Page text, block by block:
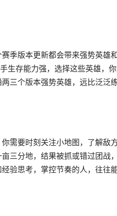
季版本更新都会带来强势英雄
生存能力强，选择这些英雄，
三个版本强势英雄，远比泛泛
需要时刻关注小地图，了解敌
三分地，结果被抓或错过团战
验思考，掌控节奏的人，往往